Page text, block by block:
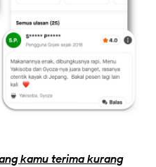
kamu terima kurang